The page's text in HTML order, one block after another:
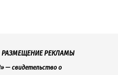
РАЗМЕЩЕНИЕ РЕКЛАМЫ
— свидетельство о